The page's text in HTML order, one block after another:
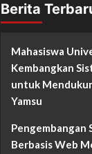
Berita
Mahasiswa
Kembangkan
untuk
Yamsu
Pengembangan
Berbasis Web